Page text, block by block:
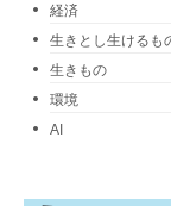
経済
生きとし生けるも
生きもの
環境
AI